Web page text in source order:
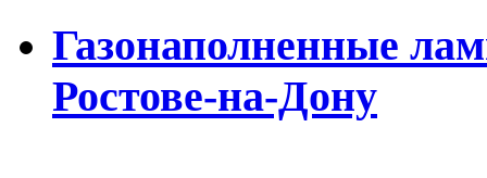
Газонаполненные
Ростове-на-Дону